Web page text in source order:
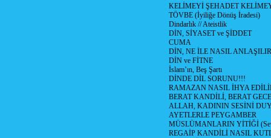
KELİMEYİ ŞEHADET
TÖVBE (İyiliğe Dönüş İradesi)
Dindarlık // Ateistlik
DİN, SİYASET ve ŞİDDET
CUMA
DİN, NE İLE NASIL
DİN ve FİTNE
İslam’ın, Beş Şartı
DİNDE DİL SORUNU!!!
RAMAZAN NASIL İHYA
BERAT KANDİLİ, BERAT
ALLAH, KADININ SESİNİ
AYETLERLE PEYGAMBER
MÜSLÜMANLARIN YİTİĞİ
REGAİP KANDİLİ NASIL